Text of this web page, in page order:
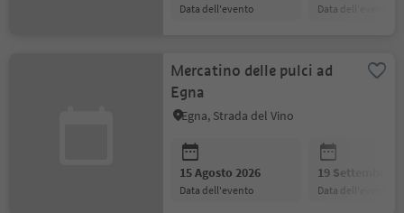
data dell'evento data dell'evento
Mercatino delle pulci ad
Egna
Egna, Strada del Vino
15 Agosto 2026
data dell'evento
19 Settembre
data dell'evento